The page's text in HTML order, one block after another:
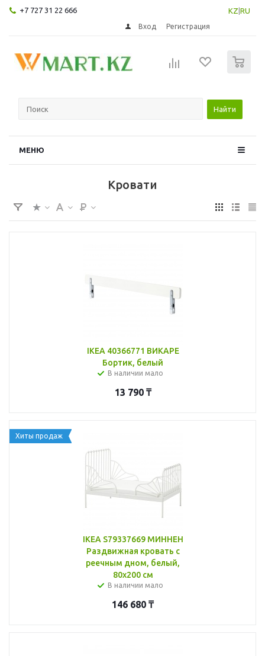
+7 727 31 22 666 KZ RU
Вход Регистрация
Найти
МЕНЮ
Кровати
IKEA 40366771 ВИКАРЕ
Бортик, белый
В наличии мало
13 790₸
Хиты продаж
IKEA S79337669 МИННЕН
Раздвижная кровать с
реечным дном, белый,
80x200 см
В наличии мало
146 680 ₸